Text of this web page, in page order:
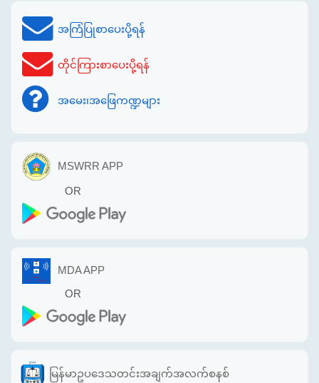
အကြံပြုစာပေးပို့ရန်
တိုင်ကြားစာပေးပို့ရန်
အမေး၊အဖြေကဏ္ဍများ
MSWRR APP
OR
MDA APP
OR
မြန်မာဥပဒေသတင်းအချက်အလက်စနစ်